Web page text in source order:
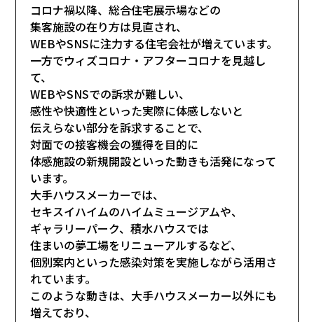
コロナ禍以降、総合住宅展示場などの
集客施設の在り方は見直され、
WEBやSNSに注力する住宅会社が増えています。
一方でウィズコロナ・アフターコロナを見越し
て、
WEBやSNSでの訴求が難しい、
感性や快適性といった実際に体感しないと
伝えらない部分を訴求することで、
対面での接客機会の獲得を目的に
体感施設の新規開設といった動きも活発になって
います。
大手ハウスメーカーでは、
セキスイハイムのハイムミュージアムや、
ギャラリーパーク、積水ハウスでは
住まいの夢工場をリニューアルするなど、
個別案内といった感染対策を実施しながら活用さ
れています。
このような動きは、大手ハウスメーカー以外にも
増えており、